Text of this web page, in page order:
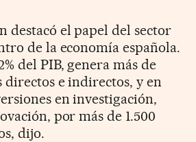
destacó el papel del sector
de la economía española.
del PIB, genera más de
directos e indirectos, y en
en investigación,
por más de 1.500
dijo.